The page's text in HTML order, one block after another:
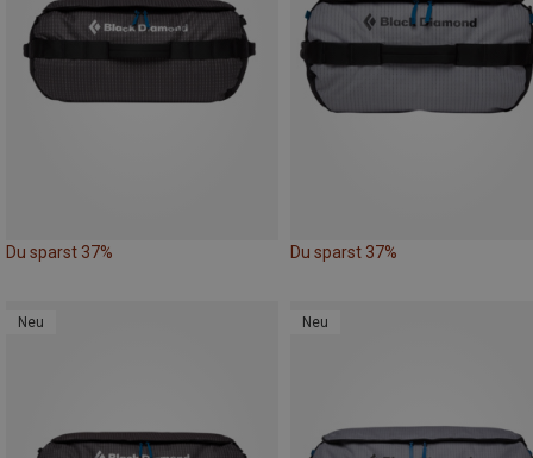
Du sparst 37% Du sparst 37%
Neu Neu